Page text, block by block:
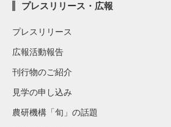
プレスリリース・広報
プレスリリース
広報活動報告
刊行物のご紹介
見学の申し込み
農研機構「旬」の話題